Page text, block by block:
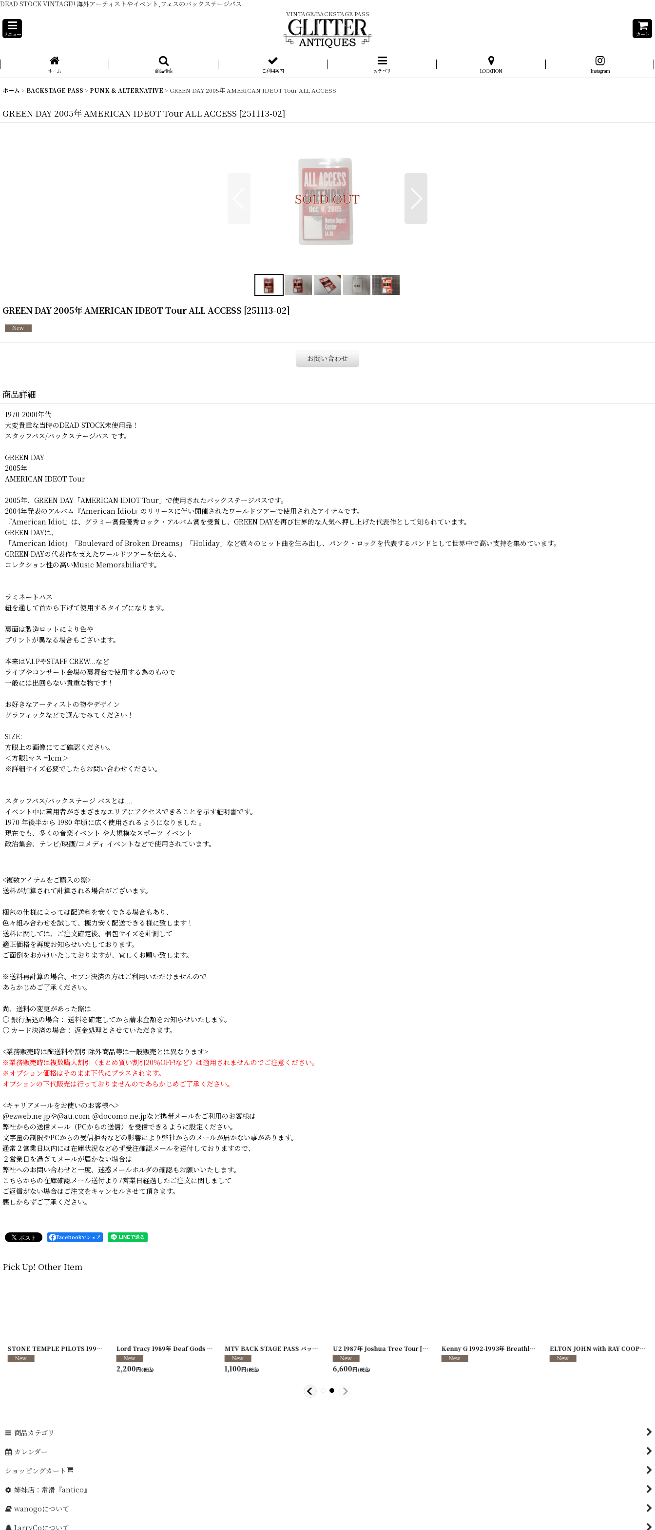
DEAD STOCK VINTAGE!! 海外アーティストやイベント,フェスのバックステージパス
VINTAGE/BACKSTAGE PASS
メニュー カート
ホーム 商品検索 ご利用案内 カテゴリ LOCATION Instagram
ホーム > BACKSTAGE PASS > PUNK & ALTERNATIVE > GREEN DAY 2005年 AMERICAN IDEOT Tour ALL ACCESS
GREEN DAY 2005年 AMERICAN IDEOT Tour ALL ACCESS [251113-02]
GREEN DAY 2005年 AMERICAN IDEOT Tour ALL ACCESS [251113-02]
お問い合わせ
商品詳細
1970-2000年代
大変貴重な当時のDEAD STOCK未使用品！
スタッフパス/バックステージパス です。
GREEN DAY
2005年
AMERICAN IDEOT Tour
2005年、GREEN DAY「AMERICAN IDIOT Tour」で使用されたバックステージパスです。
2004年発表のアルバム『American Idiot』のリリースに伴い開催されたワールドツアーで使用されたアイテムです。
『American Idiot』は、グラミー賞最優秀ロック・アルバム賞を受賞し、GREEN DAYを再び世界的な人気へ押し上げた代表作として知られています。
GREEN DAYは、
「American Idiot」「Boulevard of Broken Dreams」「Holiday」など数々のヒット曲を生み出し、パンク・ロックを代表するバンドとして世界中で高い支持を集めています。
GREEN DAYの代表作を支えたワールドツアーを伝える、
コレクション性の高いMusic Memorabiliaです。
ラミネートパス
紐を通して首から下げて使用するタイプになります。
裏面は製造ロットにより色や
プリントが異なる場合もございます。
本来はV.I.PやSTAFF CREW...など
ライブやコンサート会場の裏舞台で使用する為のもので
一般には出回らない貴重な物です！
お好きなアーティストの物やデザイン
グラフィックなどで選んでみてください！
SIZE:
方眼上の画像にてご確認ください。
＜方眼1マス =1cm＞
※詳細サイズ必要でしたらお問い合わせください。
スタッフパス/バックステージ パスとは....
イベント中に着用者がさまざまなエリアにアクセスできることを示す証明書です。
1970 年後半から 1980 年頃に広く使用されるようになりました 。
現在でも、多くの音楽イベント や大規模なスポーツ イベント
政治集会、テレビ/映画/コメディ イベントなどで使用されています。
<複数アイテムをご購入の際>
送料が加算されて計算される場合がございます。
梱包の仕様によっては配送料を安くできる場合もあり、
色々組み合わせを試して、極力安く配送できる様に致します！
送料に関しては、ご注文確定後、梱包サイズを計測して
適正価格を再度お知らせいたしております。
ご面倒をおかけいたしておりますが、宜しくお願い致します。
※送料再計算の場合、セブン決済の方はご利用いただけませんので
あらかじめご了承ください。
尚、送料の変更があった際は
○ 銀行振込の場合： 送料を確定してから請求金額をお知らせいたします。
○ カード決済の場合： 返金処理とさせていただきます。
<業務販売時は配送料や割引除外商品等は一般販売とは異なります>
※業務販売時は複数購入割引（まとめ買い割引20％OFF!など）は適用されませんのでご注意ください。
※オプション価格はそのまま下代にプラスされます。
オプションの下代販売は行っておりませんのであらかじめご了承ください。
<キャリアメールをお使いのお客様へ>
@ezweb.ne.jpや@au.com ＠docomo.ne.jpなど携帯メールをご利用のお客様は
弊社からの送信メール（PCからの送信）を受信できるように設定ください。
文字量の制限やPCからの受信拒否などの影響により弊社からのメールが届かない事があります。
通常２営業日以内には在庫状況など必ず受注確認メールを送付しておりますので、
２営業日を過ぎてメールが届かない場合は
弊社へのお問い合わせと一度、迷惑メールホルダの確認もお願いいたします。
こちらからの在庫確認メール送付より7営業日経過したご注文に関しまして
ご返信がない場合はご注文をキャンセルさせて頂きます。
悪しからずご了承ください。
Facebookでシェア
Pick Up! Other Item
[250117-70] STONE TEMPLE PILOTS 1996-1997年 TOUR96/97 [241216-11] Lord Tracy 1989年 Deaf Gods of Babylon Tour [ 250117-80]
2,200円(税込)
MTV BACK STAGE PASS バックステージパス/スタッフパス [250213-26]
1,100円(税込)
U2 1987年 Joshua Tree Tour[250726-08]
6,600円(税込)
Kenny G 1992-1993年 Breathless Tour [250117-127] ELTON JOHN with RAY COOPER 1995年 Evening Tour
商品カテゴリ
カレンダー
ショッピングカート
姉妹店：常滑『antico』
wanogoについて
LarryCoについて